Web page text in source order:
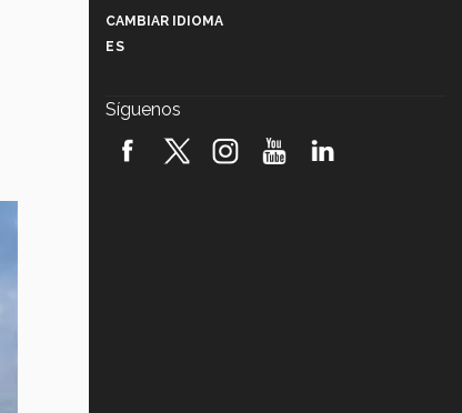
robótica FIRST 2026! (video)
CAMBIAR IDIOMA
ES
Síguenos